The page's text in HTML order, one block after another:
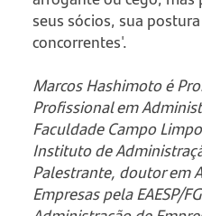
seus sócios, sua
concorrentes'.
Marcos Hashimoto é
Profissional em
Faculdade Campo
Instituto de
Palestrante, doutor em
Empresas pela EAESP/